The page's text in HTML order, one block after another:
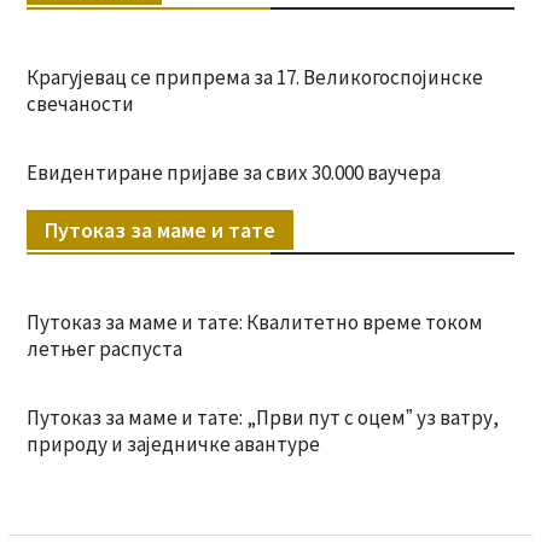
Крагујевац се припрема за 17. Великогоспојинске
свечаности
Евидентиране пријаве за свих 30.000 ваучера
Путоказ за маме и тате
Путоказ за маме и тате: Квалитетно време током
летњег распуста
Путоказ за маме и тате: „Први пут с оцемˮ уз ватру,
природу и заједничке авантуре